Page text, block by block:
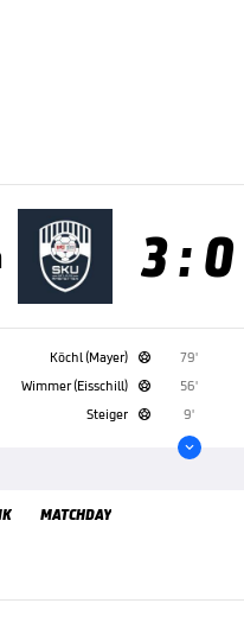
3 : 0
Köchl (Mayer) 
79'
Wimmer (Eisschill)

56'
Steiger
 9'

MATCHDAY